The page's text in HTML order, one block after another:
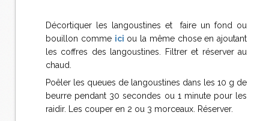
Décortiquer les langoustines et faire un fond ou
bouillon comme ici ou la même chose en ajoutant
les coffres des langoustines. Filtrer et réserver au
chaud.
Poêler les queues de langoustines dans les 10 g de
beurre pendant 30 secondes ou 1 minute pour les
raidir. Les couper en 2 ou 3 morceaux. Réserver.